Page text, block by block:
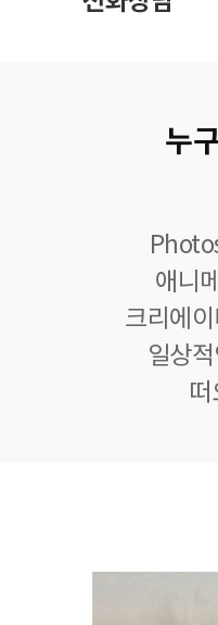
누
애니
크리에
일상